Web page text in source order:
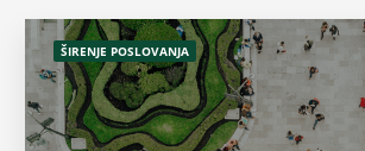
ŠIRENJE POSLOVANJA